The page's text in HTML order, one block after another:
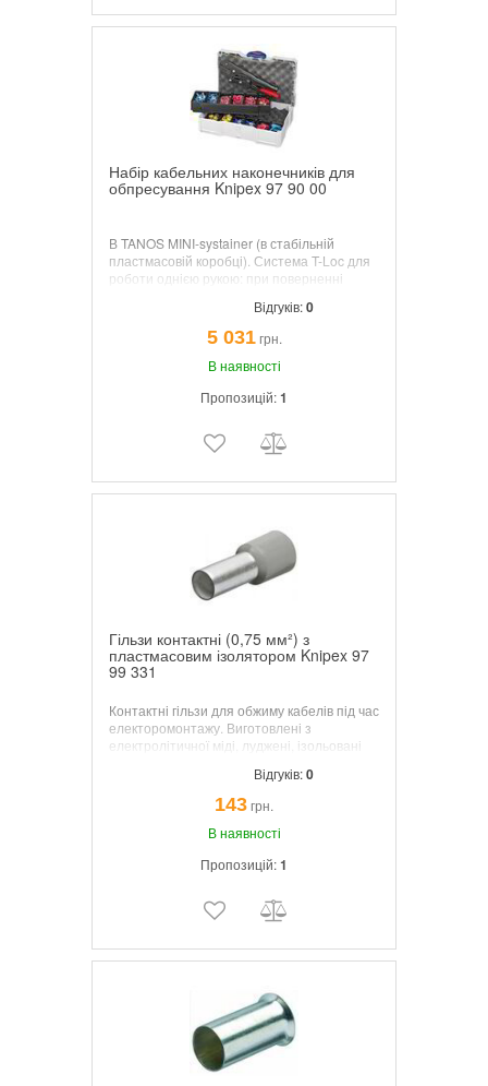
Набір кабельних наконечників для
обпресування Knipex 97 90 00
В TANOS MINI-systainer (в стабільній
пластмасовій коробці). Система T-Loc для
роботи однією рукою: при поверненні
з'єднується з іншим систейнером. З
асортиментом поширених кабельних
наконечників. З кліщами затискними
обпресувальними 97 00 215 A
Відгуків:0
5 031грн.
В наявності
Пропозицій:1
Гільзи контактні (0,75 мм²) з
пластмасовим ізолятором Knipex 97
99 331
Контактні гільзи для обжиму кабелів під час
електоромонтажу. Виготовлені з
електролітичної міді, луджені, ізольовані
Виготовленні згідно норм DIN 46228-4.
Відгуків:0
143грн.
В наявності
Пропозицій:1